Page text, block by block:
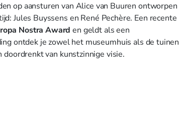
op aansturen van Alice van Buuren ontworpen
Jules Buyssens en René Pechère. Een recente
Nostra Award en geldt als een
ontdek je zowel het museumhuis als de tuinen
doordrenkt van kunstzinnige visie.